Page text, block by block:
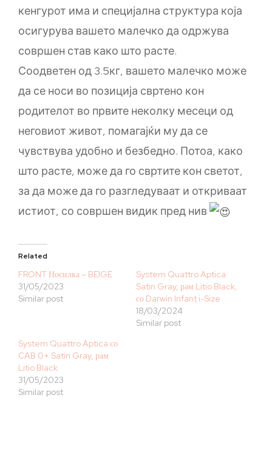
кенгурот има и специјална структура која
осигурува вашето малечко да одржува
совршен став како што расте.
Соодветен од 3.5кг, вашето малечко може
да се носи во позиција свртено кон
родителот во првите неколку месеци од
неговиот живот, помагајќи му да се
чувствува удобно и безбедно. Потоа, како
што расте, може да го свртите кон светот,
за да може да го разгледуваат и откриваат
истиот, со совршен видик пред нив
Related
FRONT Носилка – BEIGE
31/05/2023
Similar post
System Quattro Aptica
Satin Gray, рам Litio Black,
со Darwin Infant i-Size
18/03/2024
Similar post
System Quattro Aptica со
CAB 0+ Satin Gray, рам
Litio Black
31/05/2023
Similar post